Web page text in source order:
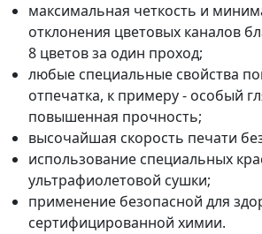
максимальная четкость и
отклонения цветовых каналов
8 цветов за один проход;
любые специальные свойства
отпечатка, к примеру - особый
повышенная прочность;
высочайшая скорость печати
использование специальных
ультрафиолетовой сушки;
применение безопасной для
сертифицированной химии.